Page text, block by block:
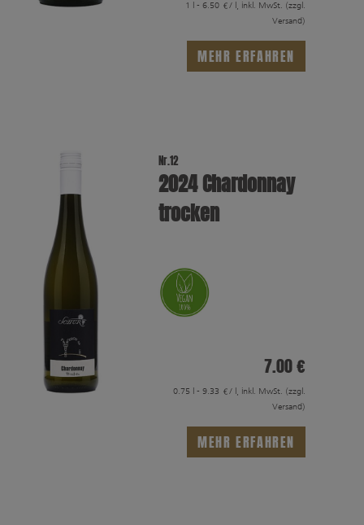
1 l - 6.50 €/ l, inkl. MwSt. (zzgl.
Versand)
MEHR ERFAHREN
Nr.12
2024 Chardonnay
trocken
7.00 €
0.75 l - 9.33 €/ l, inkl. MwSt. (zzgl.
Versand)
MEHR ERFAHREN